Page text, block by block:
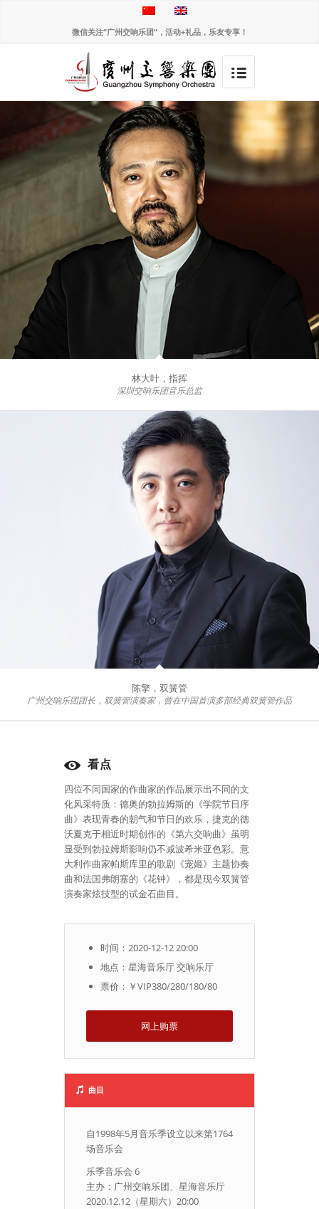
微信关注“广州交响乐团”，活动+礼品，乐友专享！
林大叶，指挥
深圳交响乐团音乐总监
陈擎，双簧管
广州交响乐团团长，双簧管演奏家，曾在中国首演多部经典双簧管作品
看点
四位不同国家的作曲家的作品展示出不同的文
化风采特质：德奥的勃拉姆斯的《学院节日序
曲》表现青春的朝气和节日的欢乐，捷克的德
沃夏克于相近时期创作的《第六交响曲》虽明
显受到勃拉姆斯影响仍不减波希米亚色彩。意
大利作曲家帕斯库里的歌剧《宠姬》主题协奏
曲和法国弗朗塞的《花钟》，都是现今双簧管
演奏家炫技型的试金石曲目。
时间：2020-12-12 20:00
地点：星海音乐厅 交响乐厅
票价：￥VIP380/280/180/80
网上购票
曲目
自1998年5月音乐季设立以来第1764
场音乐会
乐季音乐会 6
主办：广州交响乐团、星海音乐厅
2020.12.12（星期六）20:00